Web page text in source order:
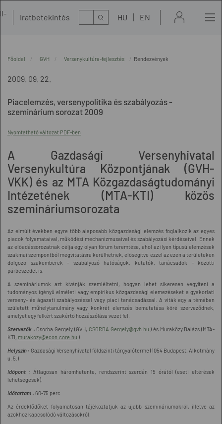
Iratbetekintés Kereső HU EN
Főoldal GVH Versenykultúra-fejlesztés Rendezvények
2009. 09. 22.
Piacelemzés, versenypolitika és szabályozás -
szeminárium sorozat 2009
Nyomtatható változat PDF-ben
A Gazdasági Versenyhivatal
Versenykultúra Központjának (GVH-
VKK) és az MTA Közgazdaságtudományi
Intézetének (MTA-KTI) közös
szemináriumsorozata
Az elmúlt években egyre több alaposabb közgazdasági elemzés foglalkozik az egyes
piacok folyamataival, működési mechanizmusaival és szabályozási kérdéseivel. Ennek
az előadássorozatnak célja egy olyan fórum teremtése, ahol az ilyen típusú elemzések
szakmai szempontból megvitatásra kerülhetnek, elősegítve ezzel az ezen a területeken
dolgozó szakemberek - szabályozó hatóságok, kutatók, tanácsadók - közötti
párbeszédet is.
A szemináriumok azt kívánják szemléltetni, hogyan lehet sikeresen vegyíteni a
tudományos igényű elméleti vagy empirikus közgazdasági elemezéseket a gyakorlati
verseny- és ágazati szabályozással vagy piaci tanácsadással. A viták egy a témában
született műhelytanulmány vagy konkrét elemzés bemutatása köré szerveződnek,
amelyet egy felkért szakértő hozzászólása vezet fel.
Szervezők : Csorba Gergely (GVH, CSORBA.Gergely@gvh.hu ) és Muraközy Balázs (MTA-
KTI, murakozy@econ.core.hu )
Helyszín : Gazdasági Versenyhivatal földszinti tárgyalóterme (1054 Budapest, Alkotmány
u. 5.)
Időpont : Átlagosan háromhetente, rendszerint szerdán 15 órától (eseti eltérések
lehetségesek).
Időtartam : 60-75 perc
Az érdeklődőket folyamatosan tájékoztatjuk az újabb szemináriumokról, illetve az
azokhoz kapcsolódó változásokról.